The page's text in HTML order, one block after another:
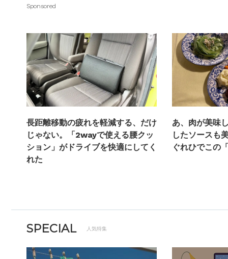
Sponsored
長距離移動の疲れを軽減する、だけ
じゃない。「2wayで使える腰クッ
ション」がドライブを快適にしてく
れた
あ、肉が美味
したソースも
ぐれひでこの
SPECIAL 人気特集